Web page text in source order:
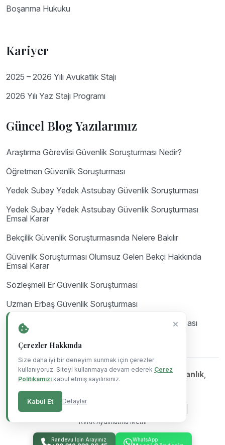
Randevu İçin Arayınız WhatsApp
Boşanma Hukuku
Kariyer
2025 – 2026 Yılı Avukatlık Stajı
2026 Yılı Yaz Stajı Programı
Güncel Blog Yazılarımız
Araştırma Görevlisi Güvenlik Soruşturması Nedir?
Öğretmen Güvenlik Soruşturması
Yedek Subay Yedek Astsubay Güvenlik Soruşturması
Yedek Subay Yedek Astsubay Güvenlik Soruşturması
Emsal Karar
Bekçilik Güvenlik Soruşturmasında Nelere Bakılır
Güvenlik Soruşturması Olumsuz Gelen Bekçi Hakkında
Emsal Karar
Sözleşmeli Er Güvenlik Soruşturması
Uzman Erbaş Güvenlik Soruşturması
Astsubay Güvenlik Soruşturması ve Arşiv Araştırması
©Copyright 2023-2026 Mil Hukuk & Danışmanlık,
Powered ByBlue Ajans
Gizlilik Politikası
KVKK Aydınlatma Metni
Çerezler Hakkında
Size daha iyi bir deneyim sunmak için çerezler
kullanıyoruz. Siteyi kullanmaya devam ederek Çerez
Politikamızı kabul etmiş sayılırsınız.
Kabul Et Detaylar